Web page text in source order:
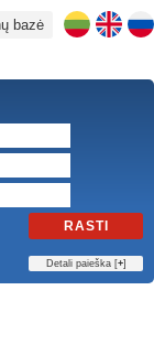
bazė
RASTI
Detali paieška [+]